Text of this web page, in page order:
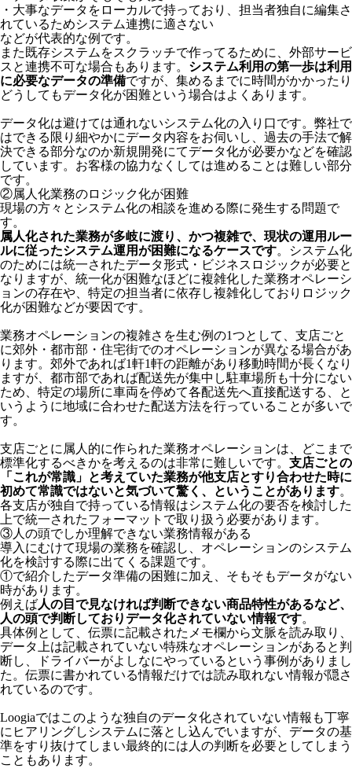
・大事なデータをローカルで持っており、担当者独自に編集さ
れているためシステム連携に適さない
などが代表的な例です。
また既存システムをスクラッチで作ってるために、外部サービ
スと連携不可な場合もあります。 システム利用の第一歩は利用
に必要なデータの準備ですが、集めるまでに時間がかかったり
どうしてもデータ化が困難という場合はよくあります。
データ化は避けては通れないシステム化の入り口です。弊社で
はできる限り細やかにデータ内容をお伺いし、過去の手法で解
決できる部分なのか新規開発にてデータ化が必要かなどを確認
しています。お客様の協力なくしては進めることは難しい部分
です。
②属人化業務のロジック化が困難
現場の方々とシステム化の相談を進める際に発生する問題で
す。
属人化された業務が多岐に渡り、かつ複雑で、現状の運用ルー
ルに従ったシステム運用が困難になるケースです。システム化
のためには統一されたデータ形式・ビジネスロジックが必要と
なりますが、統一化が困難なほどに複雑化した業務オペレーシ
ョンの存在や、特定の担当者に依存し複雑化しておりロジック
化が困難などが要因です。
業務オペレーションの複雑さを生む例の1つとして、支店ごと
に郊外・都市部・住宅街でのオペレーションが異なる場合があ
ります。郊外であれば1軒1軒の距離があり移動時間が長くなり
ますが、都市部であれば配送先が集中し駐車場所も十分にない
ため、特定の場所に車両を停めて各配送先へ直接配送する、と
いうように地域に合わせた配送方法を行っていることが多いで
す。
支店ごとに属人的に作られた業務オペレーションは、どこまで
標準化するべきかを考えるのは非常に難しいです。 支店ごとの
「これが常識」と考えていた業務が他支店とすり合わせた時に
初めて常識ではないと気づいて驚く、ということがあります。
各支店が独自で持っている情報はシステム化の要否を検討した
上で統一されたフォーマットで取り扱う必要があります。
③人の頭でしか理解できない業務情報がある
導入にむけて現場の業務を確認し、オペレーションのシステム
化を検討する際に出てくる課題です。
①で紹介したデータ準備の困難に加え、そもそもデータがない
時があります。
例えば人の目で見なければ判断できない商品特性があるなど、
人の頭で判断しておりデータ化されていない情報です。
具体例として、伝票に記載されたメモ欄から文脈を読み取り、
データ上は記載されていない特殊なオペレーションがあると判
断し、ドライバーがよしなにやっているという事例がありまし
た。伝票に書かれている情報だけでは読み取れない情報が隠さ
れているのです。
Loogiaではこのような独自のデータ化されていない情報も丁寧
にヒアリングしシステムに落とし込んでいますが、データの基
準をすり抜けてしまい最終的には人の判断を必要としてしまう
こともあります。